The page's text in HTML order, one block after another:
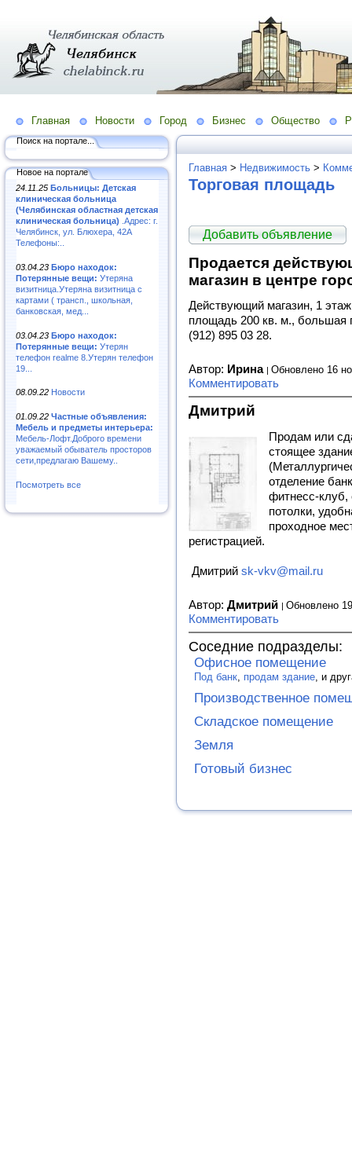
Главная Новости Город Бизнес Общество
Поиск на портале...
Новое на портале
24.11.25 Больницы: Детская
клиническая больница
(Челябинская областная детская
клиническая больница) .Адрес: г.
Челябинск, ул. Блюхера, 42А
Телефоны:..
03.04.23 Бюро находок:
Потерянные вещи: Утеряна
визитница.Утеряна визитница с
картами ( трансп., школьная,
банковская, мед...
03.04.23 Бюро находок:
Потерянные вещи: Утерян
телефон realme 8.Утерян телефон
19...
08.09.22 Новости
01.09.22 Частные объявления:
Мебель и предметы интерьера:
Мебель-Лофт.Доброго времени
уважаемый обыватель просторов
сети,предлагаю Вашему..
Посмотреть все
Главная > Недвижимость >
Торговая площадь
Добавить объявление
Продается
магазин в центре
Действующий магазин, 1
площадь 200 кв. м., большая
(912) 895 03 28.
Автор: Ирина Обновлено 16
Комментировать
Дмитрий
Продам или
стоящее
отделение
фитнecc-клуб,
потолки,
проходное
регистрацией.
Дмитрий sk-vkv@mail.ru
Автор: Дмитрий Обновлено
Комментировать
Соседние подразделы:
Офисное помещение
Под банк, продам здание, и
Производственное
Складское помещение
Земля
Готовый бизнес